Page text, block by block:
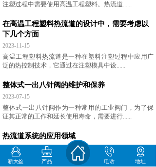
注塑过程中需要使用高温工程塑料。热流道......
在高温工程塑料热流道的设计中，需要考虑以
下几个方面
2023-11-15
​高温工程塑料热流道是一种在塑料注塑过程中应用广
泛的热控制技术，它通过在注塑模具中设......
整体式一出八针阀的维护和保养
2023-07-15
整体式一出八针阀作为一种常用的工业阀门，为了保
证其正常的工作和延长使用寿命，需要进行......
​热流道系统的应用领域
2023-04-28
热流道系统的应用非常广泛，特别是在生产高精度和
新大盈 产品 电话 地址